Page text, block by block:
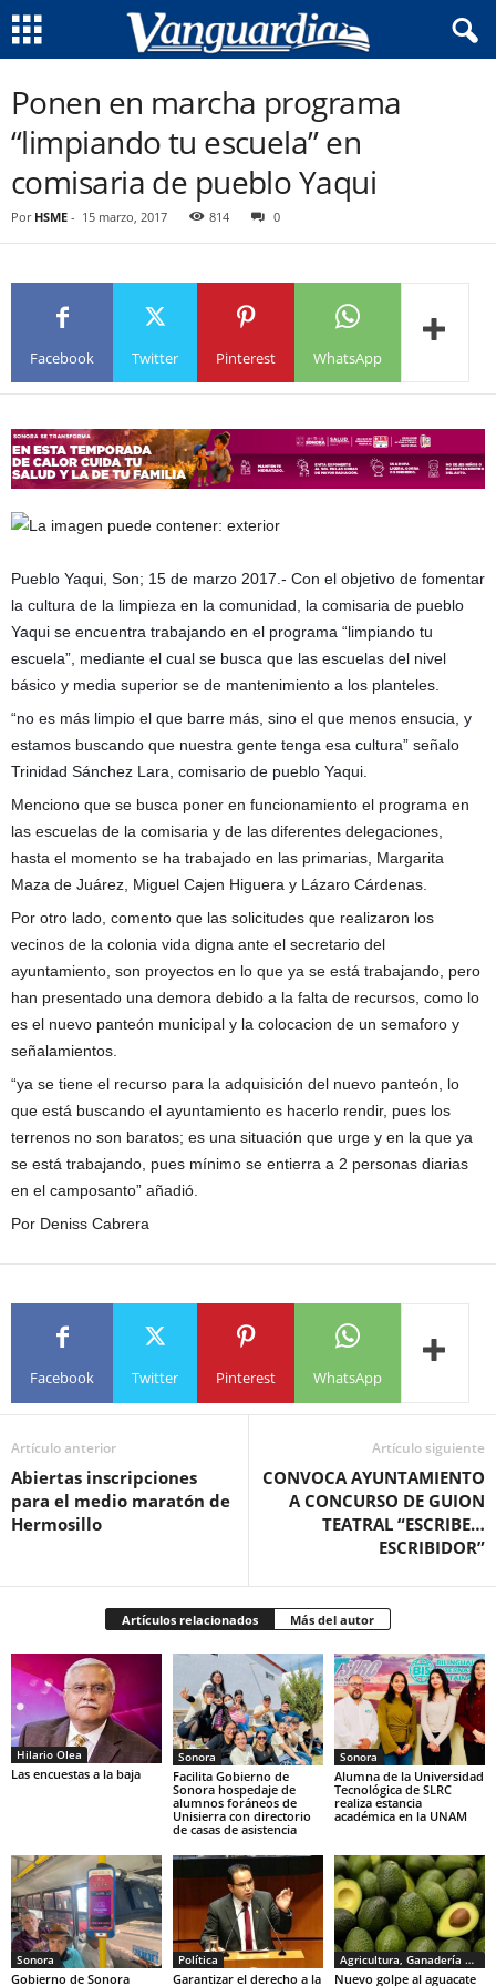
Ponen en marcha programa
“limpiando tu escuela” en
comisaria de pueblo Yaqui
Por HSME - 15 marzo, 2017 814 0
Facebook Twitter Pinterest WhatsApp
Pueblo Yaqui, Son; 15 de marzo 2017.- Con el objetivo de fomentar
la cultura de la limpieza en la comunidad, la comisaria de pueblo
Yaqui se encuentra trabajando en el programa “limpiando tu
escuela”, mediante el cual se busca que las escuelas del nivel
básico y media superior se de mantenimiento a los planteles.
“no es más limpio el que barre más, sino el que menos ensucia, y
estamos buscando que nuestra gente tenga esa cultura” señalo
Trinidad Sánchez Lara, comisario de pueblo Yaqui.
Menciono que se busca poner en funcionamiento el programa en
las escuelas de la comisaria y de las diferentes delegaciones,
hasta el momento se ha trabajado en las primarias, Margarita
Maza de Juárez, Miguel Cajen Higuera y Lázaro Cárdenas.
Por otro lado, comento que las solicitudes que realizaron los
vecinos de la colonia vida digna ante el secretario del
ayuntamiento, son proyectos en lo que ya se está trabajando, pero
han presentado una demora debido a la falta de recursos, como lo
es el nuevo panteón municipal y la colocacion de un semaforo y
señalamientos.
“ya se tiene el recurso para la adquisición del nuevo panteón, lo
que está buscando el ayuntamiento es hacerlo rendir, pues los
terrenos no son baratos; es una situación que urge y en la que ya
se está trabajando, pues mínimo se entierra a 2 personas diarias
en el camposanto” añadió.
Por Deniss Cabrera
Facebook Twitter Pinterest WhatsApp
Artículo anterior
Abiertas inscripciones
para el medio maratón de
Hermosillo
Artículo siguiente
CONVOCA AYUNTAMIENTO
A CONCURSO DE GUION
TEATRAL “ESCRIBE…
ESCRIBIDOR”
Artículos relacionados Más del autor
Hilario Olea
Las encuestas a la baja
Sonora
Facilita Gobierno de
Sonora hospedaje de
alumnos foráneos de
Unisierra con directorio
de casas de asistencia
Sonora
Alumna de la Universidad
Tecnológica de SLRC
realiza estancia
académica en la UNAM
Sonora
Gobierno de Sonora
Política
Garantizar el derecho a la
Agricultura, Ganadería y Pesca
Nuevo golpe al aguacate